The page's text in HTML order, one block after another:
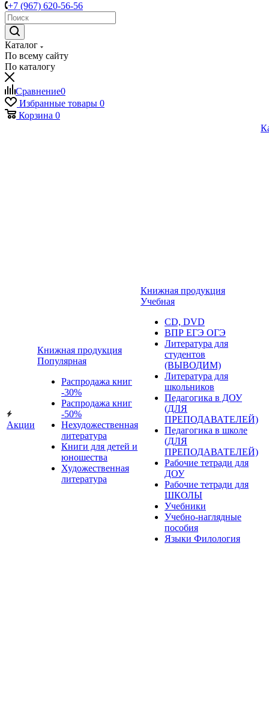
+7 (967) 620-56-56
Каталог
По всему сайту
По каталогу
Сравнение0
Избранные товары 0
Корзина 0
Акции
Книжная продукция
Популярная
Распродажа книг
-30%
Распродажа книг
-50%
Нехудожественная
литература
Книги для детей и
юношества
Художественная
литература
Книжная продукция
Учебная
CD, DVD
ВПР ЕГЭ ОГЭ
Литература для
студентов
(ВЫВОДИМ)
Литература для
школьников
Педагогика в ДОУ
(ДЛЯ
ПРЕПОДАВАТЕЛЕЙ)
Педагогика в школе
(ДЛЯ
ПРЕПОДАВАТЕЛЕЙ)
Рабочие тетради для
ДОУ
Рабочие тетради для
ШКОЛЫ
Учебники
Учебно-наглядные
пособия
Языки Филология